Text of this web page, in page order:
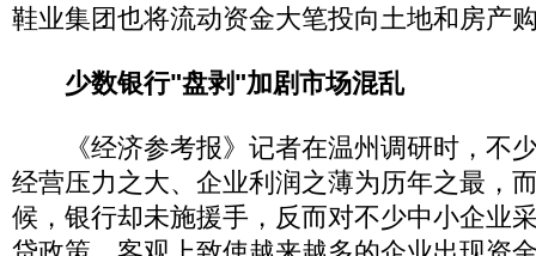
鞋业集团也将流动资金大笔投向土地和房产
少数银行"盘剥"加剧市场混乱
《经济参考报》记者在温州调研时，不
经营压力之大、企业利润之薄为历年之最，
候，银行却未施援手，反而对不少中小企业